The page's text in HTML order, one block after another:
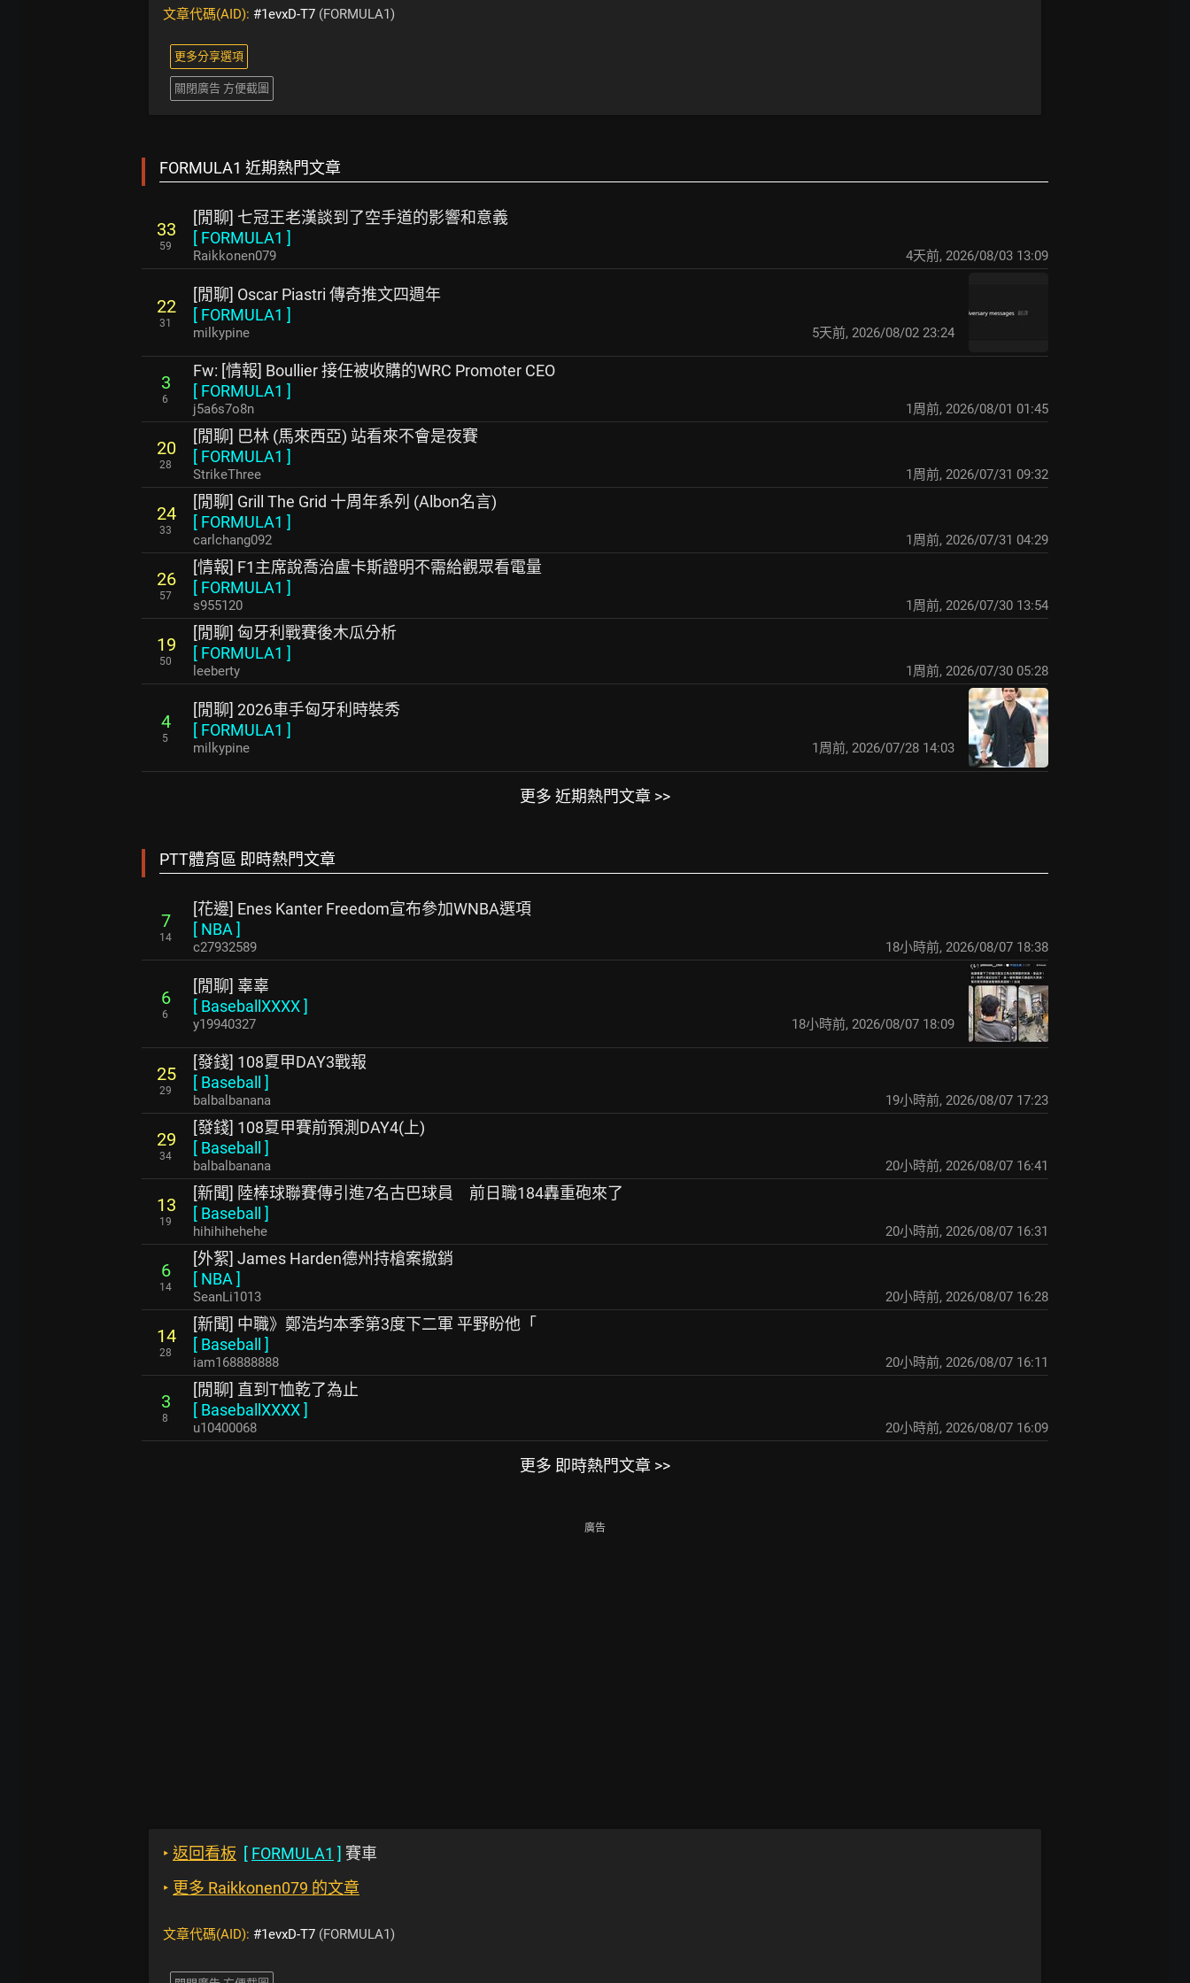
文章代碼(AID): #1evxD-T7 (FORMULA1)
更多分享選項
關閉廣告 方便截圖
FORMULA1 近期熱門文章
33
59
[閒聊] 七冠王老漢談到了空手道的影響和意義
[ FORMULA1 ]
Raikkonen079 4天前, 2026/08/03 13:09
22
31
[閒聊] Oscar Piastri 傳奇推文四週年
[ FORMULA1 ]
milkypine 5天前, 2026/08/02 23:24
3
6
Fw: [情報] Boullier 接任被收購的WRC Promoter CEO
[ FORMULA1 ]
j5a6s7o8n 1周前, 2026/08/01 01:45
20
28
[閒聊] 巴林 (馬來西亞) 站看來不會是夜賽
[ FORMULA1 ]
StrikeThree 1周前, 2026/07/31 09:32
24
33
[閒聊] Grill The Grid 十周年系列 (Albon名言)
[ FORMULA1 ]
carlchang092 1周前, 2026/07/31 04:29
26
57
[情報] F1主席說喬治盧卡斯證明不需給觀眾看電量
[ FORMULA1 ]
s955120 1周前, 2026/07/30 13:54
19
50
[閒聊] 匈牙利戰賽後木瓜分析
[ FORMULA1 ]
leeberty 1周前, 2026/07/30 05:28
4
5
[閒聊] 2026車手匈牙利時裝秀
[ FORMULA1 ]
milkypine 1周前, 2026/07/28 14:03
更多 近期熱門文章 >>
PTT體育區 即時熱門文章
7
14
[花邊] Enes Kanter Freedom宣布參加WNBA選項
[ NBA ]
c27932589 18小時前, 2026/08/07 18:38
6
6
[閒聊] 辜辜
[ BaseballXXXX]
y19940327 18小時前, 2026/08/07 18:09
25
29
[發錢] 108夏甲DAY3戰報
[ Baseball ]
balbalbanana 19小時前, 2026/08/07 17:23
29
34
[發錢] 108夏甲賽前預測DAY4(上)
[ Baseball ]
balbalbanana 20小時前, 2026/08/07 16:41
13
19
[新聞] 陸棒球聯賽傳引進7名古巴球員 前日職184轟重砲來了
[ Baseball ]
hihihihehehe 20小時前, 2026/08/07 16:31
6
14
[外絮] James Harden德州持槍案撤銷
[ NBA ]
SeanLi1013 20小時前, 2026/08/07 16:28
14
28
[新聞] 中職》鄭浩均本季第3度下二軍 平野盼他「
[ Baseball ]
iam168888888 20小時前, 2026/08/07 16:11
3
8
[閒聊] 直到T恤乾了為止
[ BaseballXXXX]
u10400068 20小時前, 2026/08/07 16:09
更多 即時熱門文章 >>
廣告
‣ 返回看板 [ FORMULA1 ] 賽車
‣ 更多 Raikkonen079 的文章
文章代碼(AID): #1evxD-T7 (FORMULA1)